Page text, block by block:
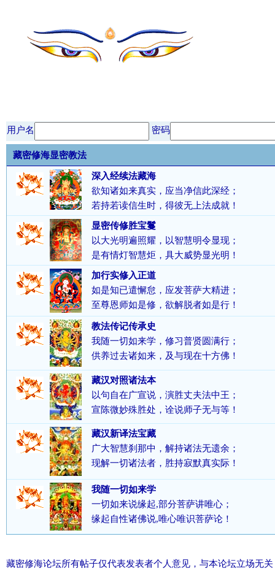
用户名 密码
藏密修海显密教法
深入经续法藏海
欲知诸如来真实，应当净信此深经；
若持若读信生时，得彼无上法成就！
显密传修胜宝鬘
以大光明遍照耀，以智慧明令显现；
是有情灯智慧炬，具大威势显光明！
加行实修入正道
如是知已遣懈怠，应发菩萨大精进；
至尊恩师如是修，欲解脱者如是行！
教法传记传承史
我随一切如来学，修习普贤圆满行；
供养过去诸如来，及与现在十方佛！
藏汉对照诸法本
以句自在广宣说，演胜丈夫法中王；
宣陈微妙殊胜处，诠说师子无与等！
藏汉新译法宝藏
广大智慧刹那中，解持诸法无遗余；
现解一切诸法者，胜持寂默真实际！
我随一切如来学
一切如来说缘起,部分菩萨讲唯心；
缘起自性诸佛说,唯心唯识菩萨论！
藏密修海论坛所有帖子仅代表发表者个人意见，与本论坛立场无关